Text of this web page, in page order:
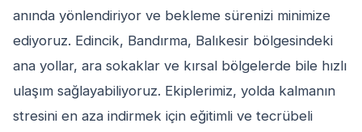
anında yönlendiriyor ve bekleme sürenizi minimize
ediyoruz. Edincik, Bandırma, Balıkesir bölgesindeki
ana yollar, ara sokaklar ve kırsal bölgelerde bile hızlı
ulaşım sağlayabiliyoruz. Ekiplerimiz, yolda kalmanın
stresini en aza indirmek için eğitimli ve tecrübeli